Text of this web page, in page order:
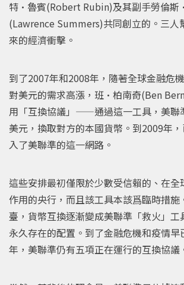
特•魯賓(Robert Rubin)及其副手勞倫斯
(Lawrence Summers)共同創立的。三人
來的經濟衝擊。
到了2007年和2008年，隨著全球金融危
對美元的需求高漲，班•柏南奇(Ben
用「互換協議」——通過這一工具，美聯
美元，換取對方的本國貨幣。到2009年
入了美聯準的這一網路。
這些安排最初僅限於少數受信賴的、在
作用的央行，而且該工具本該爲臨時措施
臺，貨幣互換逐漸變成美聯準「救火」工
永久存在的配置。到了金融危機和疫情早
年，美聯準仍有五項正在運行的互換協議